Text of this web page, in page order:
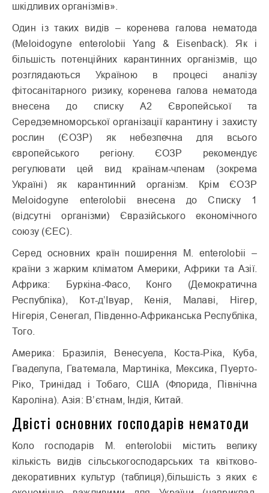
шкідливих організмів».
Один із таких видів – коренева галова нематода
(Meloidogyne enterolobii Yang & Eisenback). Як і
більшість потенційних карантинних організмів, що
розглядаються Україною в процесі аналізу
фітосанітарного ризику, коренева галова нематода
внесена до списку А2 Європейської та
Середземноморської організації карантину і захисту
рослин (ЄОЗР) як небезпечна для всього
європейського регіону. ЄОЗР рекомендує
регулювати цей вид країнам-членам (зокрема
Україні) як карантинний організм. Крім ЄОЗР
Meloidogyne enterolobii внесена до Списку 1
(відсутні організми) Євразійського економічного
союзу (ЄЕС).
Серед основних країн поширення М. enterolobii –
країни з жарким кліматом Америки, Африки та Азії.
Африка: Буркіна-Фасо, Конго (Демократична
Республіка), Кот-д’Івуар, Кенія, Малаві, Нігер,
Нігерія, Сенегал, Південно-Африканська Республіка,
Того.
Америка: Бразилія, Венесуела, Коста-Ріка, Куба,
Гваделупа, Гватемала, Мартиніка, Мексика, Пуерто-
Ріко, Тринідад і Тобаго, США (Флорида, Північна
Кароліна). Азія: В’єтнам, Індія, Китай.
Двісті основних господарів нематоди
Коло господарів М. enterolobii містить велику
кількість видів сільськогосподарських та квітково-
декоративних культур (таблиця),більшість з яких є